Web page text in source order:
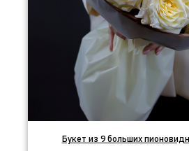
Букет из 9 больших